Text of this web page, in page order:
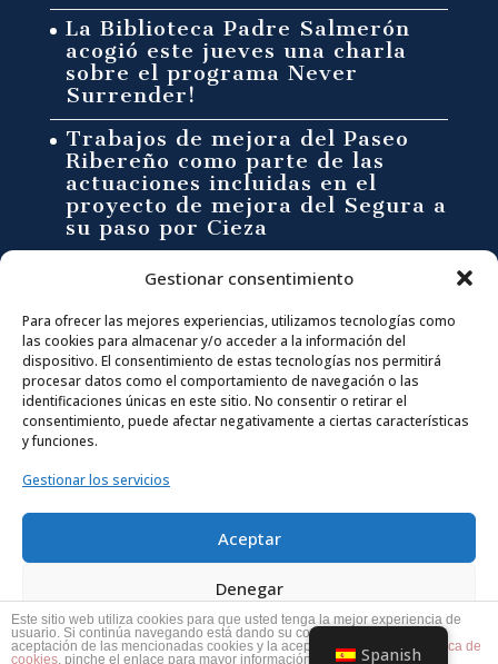
Gestionar consentimiento
Para ofrecer las mejores experiencias, utilizamos tecnologías como
las cookies para almacenar y/o acceder a la información del
dispositivo. El consentimiento de estas tecnologías nos permitirá
procesar datos como el comportamiento de navegación o las
identificaciones únicas en este sitio. No consentir o retirar el
consentimiento, puede afectar negativamente a ciertas características
y funciones.
Gestionar los servicios
Aceptar
Denegar
Ver preferencias
La Biblioteca Padre Salmerón
acogió este jueves una charla
sobre el programa Never
Surrender!
Trabajos de mejora del Paseo
Ribereño como parte de las
actuaciones incluidas en el
proyecto de mejora del Segura a
su paso por Cieza
Síguenos en:
F
a
o
I
n
g
T
w
t
e
Y
o
b
CONTACTA CON NOSOTROS
info@ciezaentumano.es
Política de Privacidad
Política de Cookies
Este sitio web utiliza cookies para que usted tenga la mejor experiencia de
usuario. Si continúa navegando está dando su consentimiento para la
aceptación de las mencionadas cookies y la aceptación de nuestra
política de
cookies, pinche el enlace para mayor información. Spanish